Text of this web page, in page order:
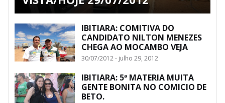
IBITIARA: COMITIVA DO
CANDIDATO NILTON MENEZES
CHEGA AO MOCAMBO VEJA
30/07/2012 - julho 29, 2012
IBITIARA: 5ª MATERIA MUITA
GENTE BONITA NO COMICIO DE
BETO.